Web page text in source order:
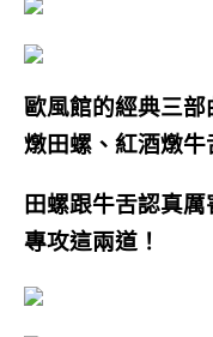
歐風館的經典三
燉田螺、紅酒燉牛
田螺跟牛舌認真
專攻這兩道！